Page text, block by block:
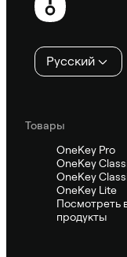
колонтитул
Русский
Товары
OneKey Pro
OneKey
OneKey
OneKey Lite
Посмотреть
продукты